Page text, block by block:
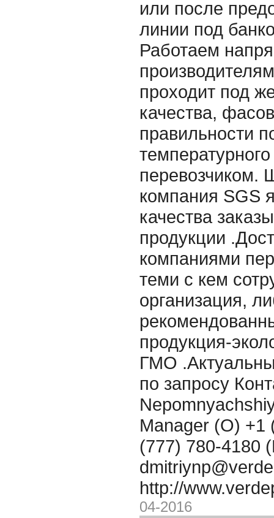
или после
линии под
Работаем
проходит под
качества,
правильности
перевозчиком.
компания SGS
качества
продукции
компаниями
теми с кем
организация,
продукция-
ГМО
по запросу
Manager (O) +1
(777) 780-4180
http://
04-2016